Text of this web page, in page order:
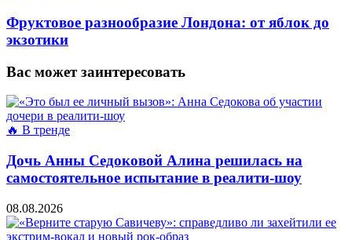
Фруктовое разнообразие Лондона: от яблок до
экзотики
Вас может заинтересовать
🔥 В тренде
Дочь Анны Седоковой Алина решилась на
самостоятельное испытание в реалити-шоу
08.08.2026